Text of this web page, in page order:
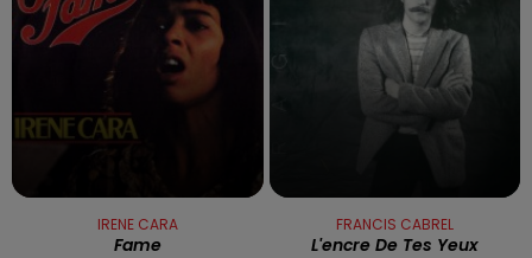
IRENE CARA
Fame
FRANCIS CABREL
L'encre De Tes Yeux